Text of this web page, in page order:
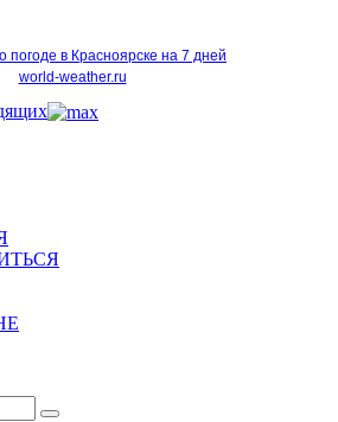
погоде в Красноярске на 7 дней
world-weather.ru